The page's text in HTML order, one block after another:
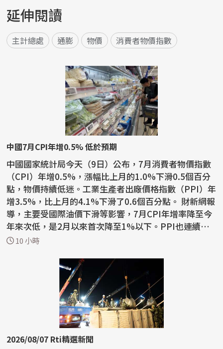
延伸閱讀
主計總處 通膨 物價 消費者物價指數
中國7月CPI年增0.5% 低於預期
中國國家統計局今天（9日）公布，7月消費者物價指數
（CPI）年增0.5%，漲幅比上月的1.0%下滑0.5個百分
點，物價持續低迷。工業生產者出廠價格指數（PPI）年
增3.5%，比上月的4.1%下滑了0.6個百分點。 財新網報
導，主要受國際油價下滑等影響，7月CPI年增率降至今
年來次低，是2月以來首次降至1%以下。PPI也連續兩
月出現月...
10 小時
2026/08/07 Rti精選新聞